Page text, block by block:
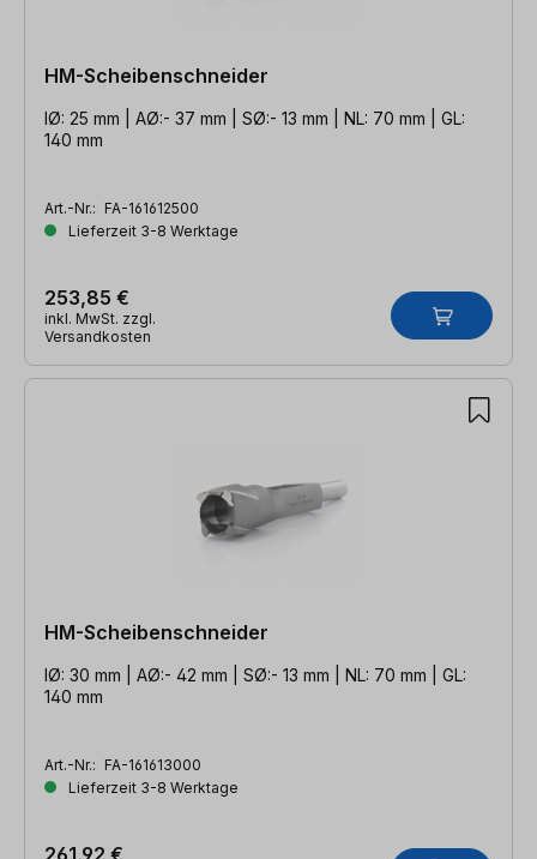
HM-Scheibenschneider
IØ: 25 mm | AØ:- 37 mm | SØ:- 13 mm | NL: 70 mm | GL:
140 mm
Art.-Nr.: FA-161612500
Lieferzeit 3-8 Werktage
253,85 €
inkl. MwSt. zzgl.
Versandkosten
HM-Scheibenschneider
IØ: 30 mm | AØ:- 42 mm | SØ:- 13 mm | NL: 70 mm | GL:
140 mm
Art.-Nr.: FA-161613000
Lieferzeit 3-8 Werktage
261,92 €